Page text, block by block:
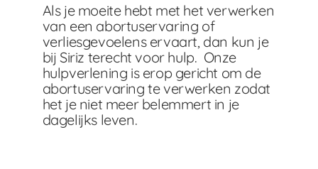
Als je moeite hebt met het verwerken
van een abortuservaring of
verliesgevoelens ervaart, dan kun je
bij Siriz terecht voor hulp. Onze
hulpverlening is erop gericht om de
abortuservaring te verwerken zodat
het je niet meer belemmert in je
dagelijks leven.